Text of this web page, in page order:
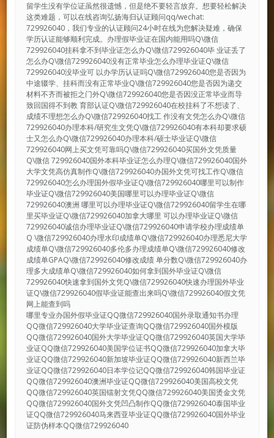
留学生没有学位证虽然很遗憾，但是绝不要轻言放弃。想要轻松解决
这类难题，可以在线咨询弘扬海归认证顾问qq/wechat:
729926040，我们专业的认证顾问24小时在线为您解决疑难，确保
学历认证能够顺利完成。办理假毕业证在国内能用吗Q\微信
729926040挂科拿不到毕业证怎么办Q\微信729926040毕 业证丢了
怎么办Q\微信729926040没有正常毕业怎么办理毕业证Q\微信
729926040没毕业可 以办学历认证吗Q\微信729926040您是否因为
中途辍学、挂科而没有正常毕业Q\微信729926040您是否因为递交
材料不齐而被拒之门外Q\微信729926040您是否因没正常毕业而导
致回国得不到教 育部认证Q\微信729926040在校挂科了不想读了、
成绩不理想怎么办Q\微信729926040找工 作没有文凭怎么办Q\微信
729926040办理本科/研究生文凭Q\微信729926040有本科却要求硕
士又怎么办Q\微信729926040办理本科/硕士毕业证Q\微信
729926040网上买文凭可靠吗Q\微信729926040买国外文凭质量
Q\微信 729926040国外本科毕业证怎么办理Q\微信729926040国外
大学文凭高仿真制作Q\微信729926040办国外文凭可找工作Q\微信
729926040怎么办理国外假毕业证Q\微信729926040哪里可以制作
毕业证Q\微信729926040美国哪里可以办理毕业证Q\微信
729926040澳洲 哪里可以办理毕业证Q\微信729926040留学生在哪
里买毕业证Q\微信729926040加拿大哪里 可以办理毕业证Q\微信
729926040诚信办理毕业证Q\微信729926040申请学校办理成绩单
Q \微信729926040办理水印成绩单Q\微信729926040办理悉尼大学
成绩单Q\微信729926040多伦多办理成绩单Q\微信729926040修改
成绩单GPAQ\微信729926040修改成绩 单分数Q\微信729926040办
理多大成绩单Q\微信729926040如何拿到国外毕业证Q\微信
729926040快速拿到国外文凭Q\微信729926040快速办理国外毕业
证Q\微信729926040假毕业证能查出来吗Q\微信729926040假文凭
网上能查到吗
哪里专业办国外假毕业证QQ微信729926040国外录取通知书办理
QQ微信729926040大学毕业证查询QQ微信729926040国外模版
QQ微信729926040国外大学毕业证QQ微信729926040英国大学毕
业证QQ微信729926040美国学位证书QQ微信729926040加拿大毕
业证QQ微信729926040新加坡毕业证QQ微信729926040新西兰毕
业证QQ微信729926040日本学位记QQ微信729926040韩国毕业证
QQ微信729926040澳洲毕业证QQ微信729926040美国高校文凭
QQ微信729926040英国镭射文凭QQ微信729926040美国烫金文凭
QQ微信729926040国外文凭凹凸制作QQ微信729926040泰国毕业
证QQ微信729926040马来西亚毕业证QQ微信729926040国外毕业
证防伪样本QQ微信729926040